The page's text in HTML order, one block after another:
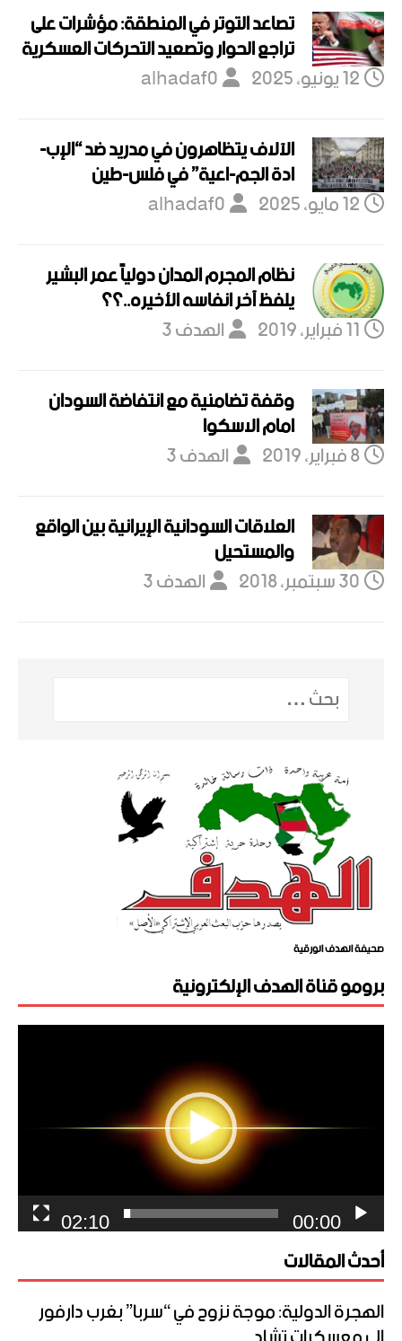
تصاعد التوتر في المنطقة: مؤشرات على
تراجع الحوار وتصعيد التحركات العسكرية
12 يونيو، 2025
alhadaf0
الآلاف يتظاهرون في مدريد ضد “الإب-
ادة الجم-اعية” في فلس-طين
12 مايو، 2025
alhadaf0
نظام المجرم المدان دولياً عمر البشير
يلفظ آخر انفاسه الأخيره..؟؟
11 فبراير، 2019
الهدف 3
وقفة تضامنية مع انتفاضة السودان
امام الاسكوا
8 فبراير، 2019
الهدف 3
العلاقات السودانية الإيرانية بين الواقع
والمستحيل
30 سبتمبر، 2018 الهدف 3
صحيفة الهدف الورقية
برومو قناة الهدف الإلكترونية
مشغل
00:00
02:10
أحدث المقالات
الهجرة الدولية: موجة نزوح في “سربا” بغرب دارفور